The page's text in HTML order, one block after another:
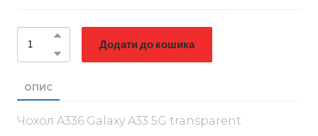
Додати до кошика
ОПИС
Чохол A336 Galaxy A33 5G transparent